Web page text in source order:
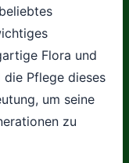
Flora und
die Pflege dieses
um seine
zu